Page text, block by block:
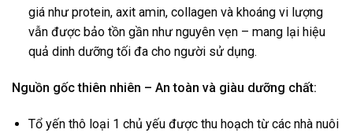
giá như protein, axit amin, collagen và khoáng vi lượng
vẫn được bảo tồn gần như nguyên vẹn – mang lại hiệu
quả dinh dưỡng tối đa cho người sử dụng.
Nguồn gốc thiên nhiên – An toàn và giàu dưỡng chất:
Tổ yến thô loại 1 chủ yếu được thu hoạch từ các nhà nuôi